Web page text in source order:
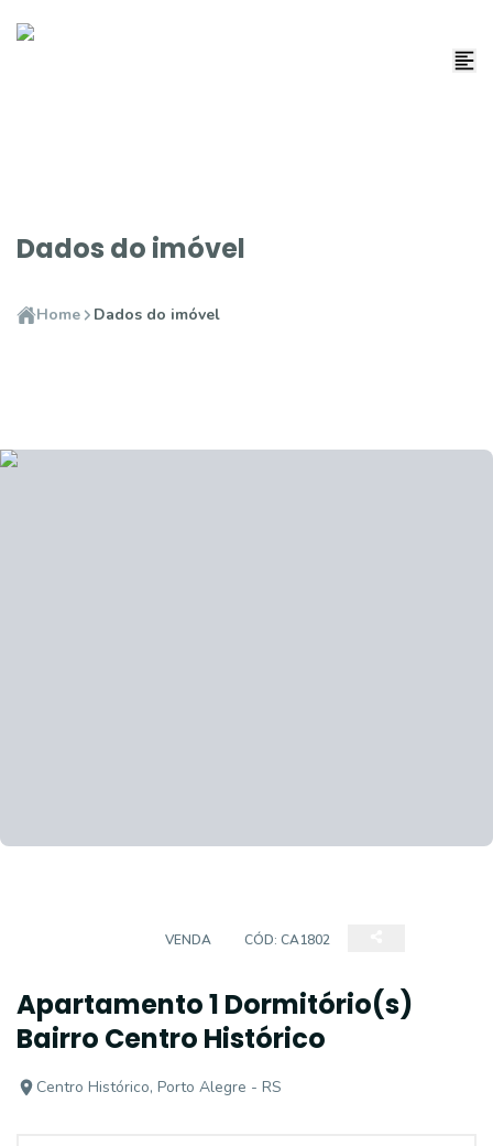
Dados do imóvel
Home Dados do imóvel
VENDA CÓD: CA1802
Apartamento 1 Dormitório(s)
Bairro Centro Histórico
Centro Histórico, Porto Alegre - RS